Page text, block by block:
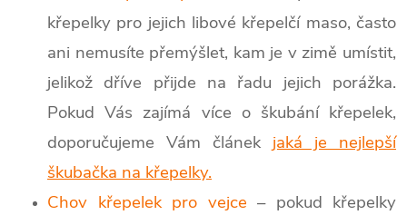
křepelky pro jejich libové křepelčí maso, často
ani nemusíte přemýšlet, kam je v zimě umístit,
jelikož dříve přijde na řadu jejich porážka.
Pokud Vás zajímá více o škubání křepelek,
doporučujeme Vám článek jaká je nejlepší
škubačka na křepelky.
Chov křepelek pro vejce – pokud křepelky